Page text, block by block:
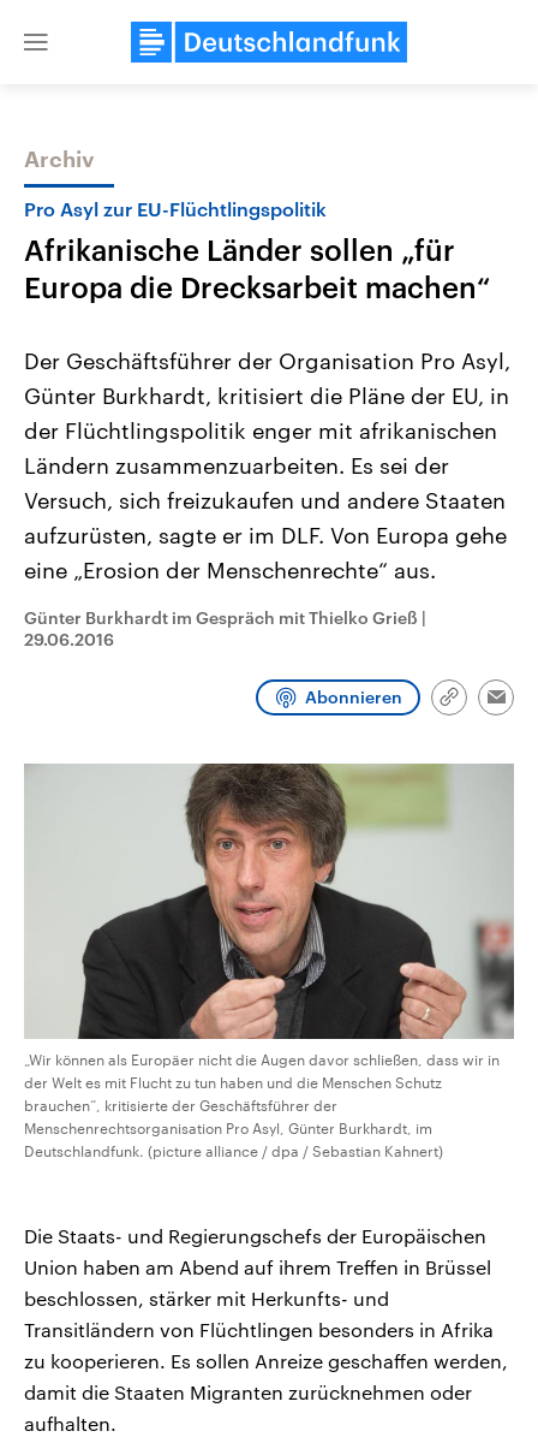
Close
Themen
Landtagswahl Sachsen-Anhalt
2026
Alle Informationen
Sachsen-Anhalt wählt am 6.
September 2026 einen neuen
Landtag. Seit 2021 wird das
Bundesland von einer Koalition aus
CDU, SPD und FDP regiert.-
Umfragen, Prognosen,
und Hintergründe zu den Parteien
und Kandidaten der anstehenden
Wahl.
USA
Aktuelle Beiträge,
Hintergründe
Wirtschaftlich und
gehören die Vereinigten
den mächtigsten Ländern
mit großem Einfluss auf
aktuelle Weltgeschehen.
Sendungen Programm Podcasts
Archiv
Pro Asyl zur EU-Flüchtlingspolitik
Afrikanische Länder sollen „für
Europa die Drecksarbeit machen“
Der Geschäftsführer der Organisation Pro Asyl,
Günter Burkhardt, kritisiert die Pläne der EU, in
der Flüchtlingspolitik enger mit afrikanischen
Ländern zusammenzuarbeiten. Es sei der
Versuch, sich freizukaufen und andere Staaten
aufzurüsten, sagte er im DLF. Von Europa gehe
eine „Erosion der Menschenrechte“ aus.
Günter Burkhardt im Gespräch mit Thielko Grieß |
29.06.2016
Abonnieren
Link
„Wir können als Europäer nicht die Augen davor schließen, dass wir in
der Welt es mit Flucht zu tun haben und die Menschen Schutz
brauchen“, kritisierte der Geschäftsführer der
Menschenrechtsorganisation Pro Asyl, Günter Burkhardt, im
Deutschlandfunk. (picture alliance / dpa / Sebastian Kahnert)
Die Staats- und Regierungschefs der Europäischen
Union haben am Abend auf ihrem Treffen in Brüssel
beschlossen, stärker mit Herkunfts- und
Transitländern von Flüchtlingen besonders in Afrika
zu kooperieren. Es sollen Anreize geschaffen werden,
damit die Staaten Migranten zurücknehmen oder
aufhalten.